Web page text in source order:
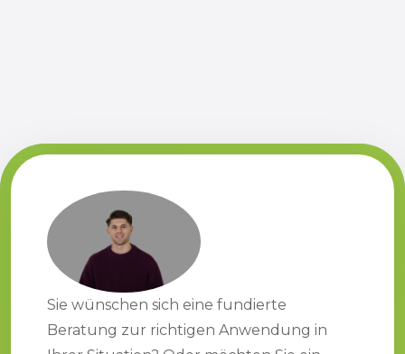
Sie wünschen sich eine fundierte
Beratung zur richtigen Anwendung in